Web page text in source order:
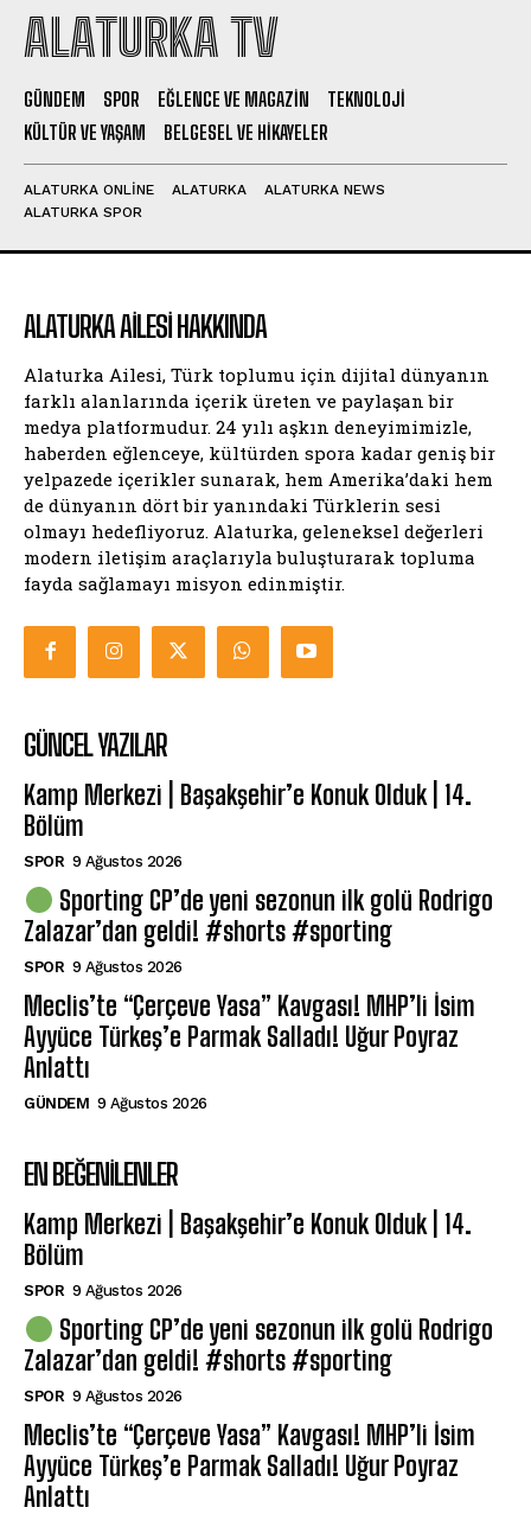
ALATURKA TV
GÜNDEM SPOR EĞLENCE VE MAGAZIN
TEKNOLOJI
KÜLTÜR VE YAŞAM
BELGESEL VE HIKAYELER
ALATURKA ONLINE ALATURKA
ALATURKA NEWS
ALATURKA SPOR
ALATURKA AILESI HAKKINDA
Alaturka Ailesi, Türk toplumu için dijital dünyanın
farklı alanlarında içerik üreten ve paylaşan bir
medya platformudur. 24 yılı aşkın deneyimimizle,
haberden eğlenceye, kültürden spora kadar geniş bir
yelpazede içerikler sunarak, hem Amerika’daki hem
de dünyanın dört bir yanındaki Türklerin sesi
olmayı hedefliyoruz. Alaturka, geleneksel değerleri
modern iletişim araçlarıyla buluşturarak topluma
fayda sağlamayı misyon edinmiştir.
GÜNCEL YAZILAR
Kamp Merkezi | Başakşehir’e Konuk Olduk | 14.
Bölüm
SPOR 9 Ağustos 2026
Sporting CP’de yeni sezonun ilk golü Rodrigo
Zalazar’dan geldi! #shorts #sporting
SPOR 9 Ağustos 2026
Meclis’te “Çerçeve Yasa” Kavgası! MHP’li İsim
Ayyüce Türkeş’e Parmak Salladı! Uğur Poyraz
Anlattı
GÜNDEM 9 Ağustos 2026
EN BEĞENILENLER
Kamp Merkezi | Başakşehir’e Konuk Olduk | 14.
Bölüm
SPOR 9 Ağustos 2026
Sporting CP’de yeni sezonun ilk golü Rodrigo
Zalazar’dan geldi! #shorts #sporting
SPOR 9 Ağustos 2026
Meclis’te “Çerçeve Yasa” Kavgası! MHP’li İsim
Ayyüce Türkeş’e Parmak Salladı! Uğur Poyraz
Anlattı